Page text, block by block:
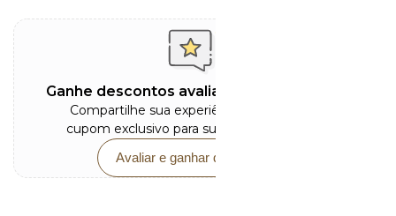
Ganhe descontos avaliando este produto
Compartilhe sua experiência e receba um
cupom exclusivo para sua próxima compra.
Avaliar e ganhar desconto